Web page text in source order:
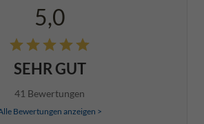
5,0
SEHR GUT
41 Bewertungen
Bewertungen anzeigen >